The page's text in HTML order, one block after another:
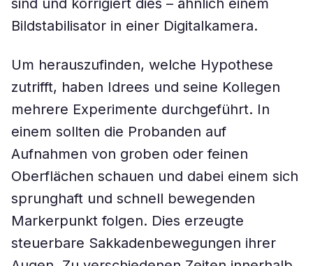
sind und korrigiert dies – ähnlich einem
Bildstabilisator in einer Digitalkamera.
Um herauszufinden, welche Hypothese
zutrifft, haben Idrees und seine Kollegen
mehrere Experimente durchgeführt. In
einem sollten die Probanden auf
Aufnahmen von groben oder feinen
Oberflächen schauen und dabei einem sich
sprunghaft und schnell bewegenden
Markerpunkt folgen. Dies erzeugte
steuerbare Sakkadenbewegungen ihrer